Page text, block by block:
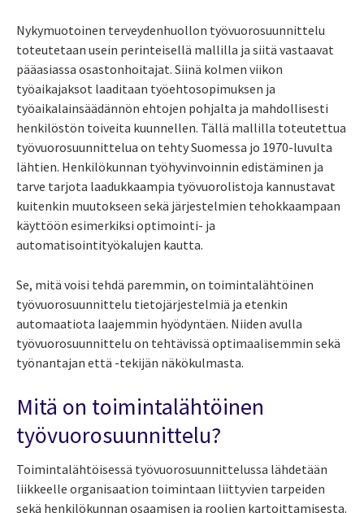
Nykymuotoinen terveydenhuollon työvuorosuunnittelu
toteutetaan usein perinteisellä mallilla ja siitä vastaavat
pääasiassa osastonhoitajat. Siinä kolmen viikon
työaikajaksot laaditaan työehtosopimuksen ja
työaikalainsäädännön ehtojen pohjalta ja mahdollisesti
henkilöstön toiveita kuunnellen. Tällä mallilla toteutettua
työvuorosuunnittelua on tehty Suomessa jo 1970-luvulta
lähtien. Henkilökunnan työhyvinvoinnin edistäminen ja
tarve tarjota laadukkaampia työvuorolistoja kannustavat
kuitenkin muutokseen sekä järjestelmien tehokkaampaan
käyttöön esimerkiksi optimointi- ja
automatisointityökalujen kautta.
Se, mitä voisi tehdä paremmin, on toimintalähtöinen
työvuorosuunnittelu tietojärjestelmiä ja etenkin
automaatiota laajemmin hyödyntäen. Niiden avulla
työvuorosuunnittelu on tehtävissä optimaalisemmin sekä
työnantajan että -tekijän näkökulmasta.
Mitä on toimintalähtöinen
työvuorosuunnittelu?
Toimintalähtöisessä työvuorosuunnittelussa lähdetään
liikkeelle organisaation toimintaan liittyvien tarpeiden
sekä henkilökunnan osaamisen ja roolien kartoittamisesta.